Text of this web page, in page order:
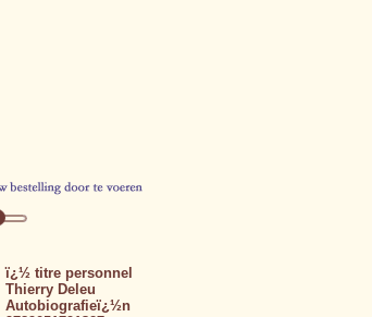
ï¿½ titre personnel
Thierry Deleu
Autobiografieï¿½n